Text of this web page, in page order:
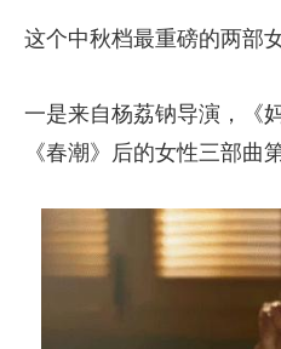
这个中秋档最重磅的两部
一是来自杨荔钠导演，《
《春潮》后的女性三部曲